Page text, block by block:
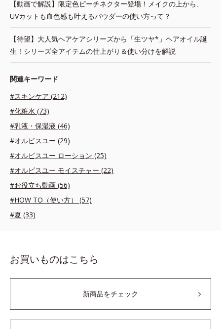
【動画で解説】限定色ピーチネクター登場！メイクの上から、
UVカットも血色感も叶えるパウダーの使い方って？
【待望】大人気ヘアケアシリーズから「生ツヤ*」ヘアオイル誕
生！シリーズ全アイテムの仕上がり＆使い分けを解説
関連キーワード
#スキンケア (212)
#化粧水 (73)
#乳液・保湿液 (46)
#オルビスユー (29)
#オルビスユー ローション (25)
#オルビスユー モイスチャー (22)
#お役立ち動画 (56)
#HOW TO（使い方） (57)
#夏 (33)
お買いものはこちら
新商品をチェック